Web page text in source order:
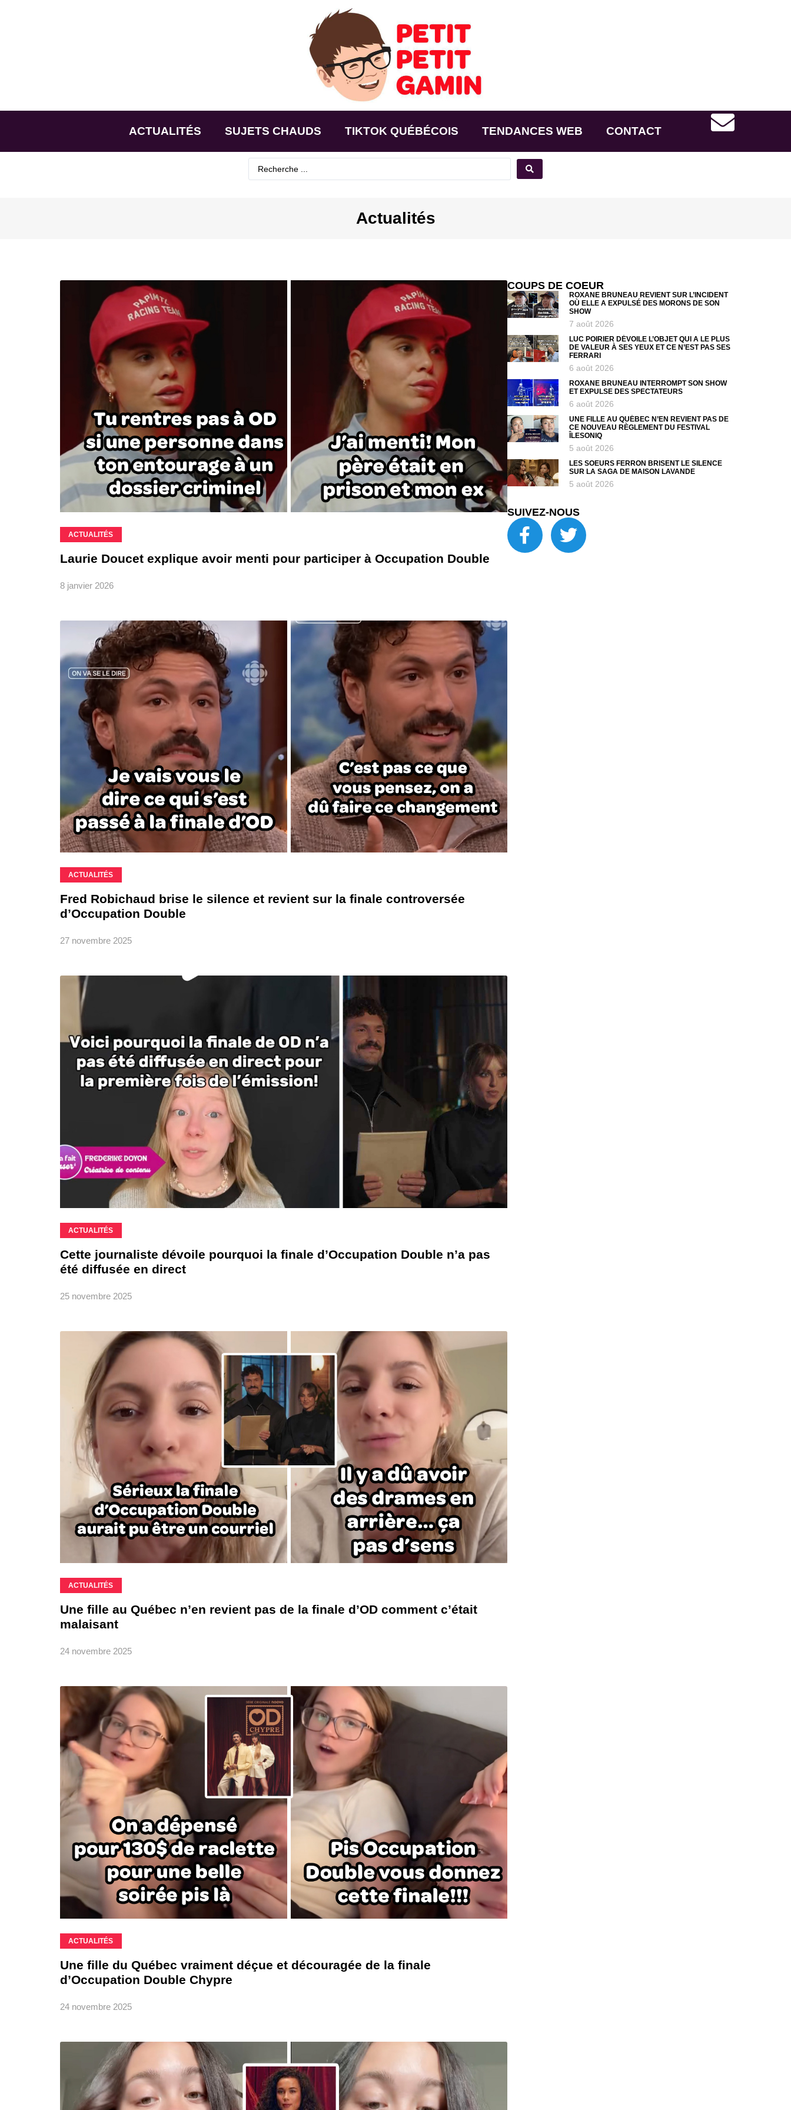
ACTUALITÉS SUJETS CHAUDS TIKTOK QUÉBÉCOIS TENDANCES WEB CONTACT
Actualités
ACTUALITÉS
Laurie Doucet explique avoir menti pour participer à Occupation Double
8 janvier 2026
ACTUALITÉS
Fred Robichaud brise le silence et revient sur la finale controversée
d’Occupation Double
27 novembre 2025
ACTUALITÉS
Cette journaliste dévoile pourquoi la finale d’Occupation Double n’a pas
été diffusée en direct
25 novembre 2025
ACTUALITÉS
Une fille au Québec n’en revient pas de la finale d’OD comment c’était
malaisant
24 novembre 2025
ACTUALITÉS
Une fille du Québec vraiment déçue et découragée de la finale
d’Occupation Double Chypre
24 novembre 2025
COUPS DE COEUR
ROXANE BRUNEAU REVIENT SUR L’INCIDENT
OÙ ELLE A EXPULSÉ DES MORONS DE SON
SHOW
7 août 2026
LUC POIRIER DÉVOILE L’OBJET QUI A LE PLUS
DE VALEUR À SES YEUX ET CE N’EST PAS SES
FERRARI
6 août 2026
ROXANE BRUNEAU INTERROMPT SON SHOW
ET EXPULSE DES SPECTATEURS
6 août 2026
UNE FILLE AU QUÉBEC N’EN REVIENT PAS DE
CE NOUVEAU RÈGLEMENT DU FESTIVAL
ÎLESONIQ
5 août 2026
LES SOEURS FERRON BRISENT LE SILENCE
SUR LA SAGA DE MAISON LAVANDE
5 août 2026
SUIVEZ-NOUS